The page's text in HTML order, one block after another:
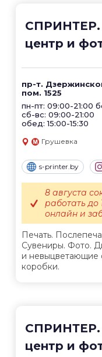
СПРИНТЕР.
центр и
пр-т.
пом. 1525
пн-пт: 09:00-21:00
сб-вс: 09:00-21:00
обед: 15:00-15:30
Грушевка
s-printer.by
Печать.
Сувениры. Фото.
и невыцветающие
коробки.
8 августа
работать до
онлайн и
СПРИНТЕР.
центр и